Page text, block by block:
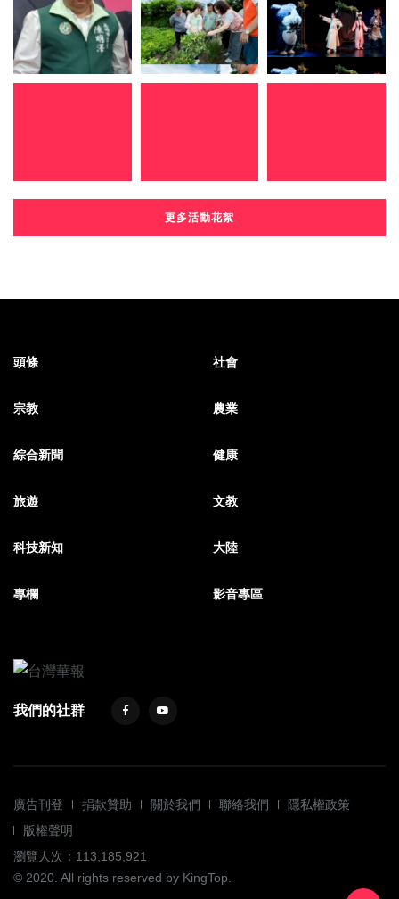
更多活動花絮
頭條 社會
宗教 農業
綜合新聞 健康
旅遊 文教
科技新知 大陸
專欄 影音專區
我們的社群
廣告刊登 捐款贊助 關於我們 聯絡我們
隱私權政策
版權聲明
瀏覽人次：113,185,921
© 2020. All rights reserved by KingTop.